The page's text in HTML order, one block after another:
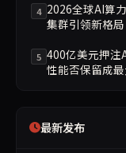
4 2026全球AI算
集群引领新格局
5 400亿美元押注
性能否保留成
最新发布